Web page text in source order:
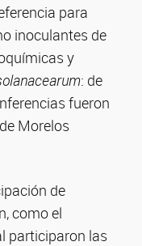
para
inoculantes de
y
: de
fueron
Morelos
de
como el
participaron las